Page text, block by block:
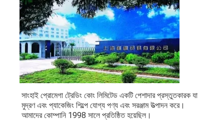
অন্যান্য খরচ
লেসার উপলক্ষে মেশিন
কাগজের ব্যাগ বিরচন মেশিন
স্বয়ংক্রিয় প্যাকেজিং মেশিন
সাংহাই প্রোমেগা ট্রেডিং কোং লিমিটেড একটি পেশাদার প্রস্তুতকারক যা
মুদ্রণ এবং প্যাকেজিং শিল্পে যোগ্য পণ্য এবং সরঞ্জাম উত্পাদন করে।
আমাদের কোম্পানি 1998 সালে প্রতিষ্ঠিত হয়েছিল।